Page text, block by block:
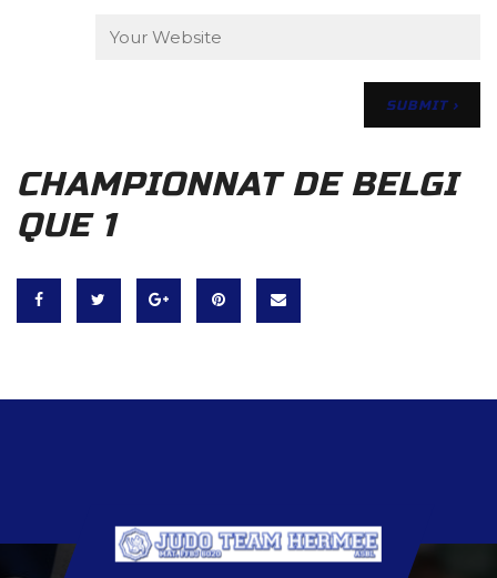
CHAMPIONNAT DE BELGI
QUE 1